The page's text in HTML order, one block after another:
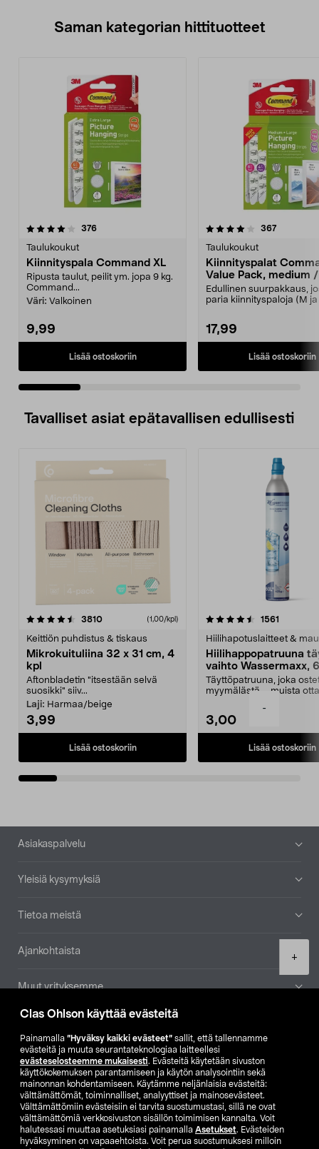
Clas Ohlson käyttää evästeitä
Painamalla ”Hyväksy kaikki evästeet” sallit, että tallennamme
evästeitä ja muuta seurantateknologiaa laitteellesi
evästeselosteemme mukaisesti. Evästeitä käytetään sivuston
käyttökokemuksen parantamiseen ja käytön analysointiin sekä
mainonnan kohdentamiseen. Käytämme neljänlaisia evästeitä:
välttämättömät, toiminnalliset, analyyttiset ja mainosevästeet.
Välttämättömiin evästeisiin ei tarvita suostumustasi, sillä ne ovat
välttämättömiä verkkosivuston sisällön toimimisen kannalta. Voit
halutessasi muuttaa asetuksiasi painamalla Asetukset. Evästeiden
hyväksyminen on vapaaehtoista. Voit perua suostumuksesi milloin
-
+
Saman kategorian hittituotteet
376arvostelut
Taulukoukut
Kiinnityspala Command XL
Ripusta taulut, peilit ym. jopa 9 kg.
Command...
Väri: Valkoinen
9,99
Lisää ostoskoriin
4.0 viidestä
367arvostelut
Taulukoukut
Kiinnityspalat
Value Pack, medium
Edullinen suurpakkaus,
paria kiinnityspaloja (M ja
17,99
Lisää ostoskoriin
4.0 viidestä
Tavalliset asiat epätavallisen edullisesti
3810arvostelut (1,00/kpl)
Keittiön puhdistus & tiskaus
Mikrokuituliina 32 x 31 cm, 4
kpl
Aftonbladetin "itsestään selvä
suosikki" siiv...
Laji: Harmaa/beige
3,99
Lisää ostoskoriin
4.5viidestä
1561
Hiilihapotuslaitteet &
Hiilihappopatruuna
vaihto Wassermaxx,
Täyttöpatruuna, joka
myymälästä – muista
3,00
Lisää ostoskoriin
4.5viidestä
Alatunniste
Asiakaspalvelu
Yleisiä kysymyksiä
Tietoa meistä
Ajankohtaista
Muut yrityksemme
Etsi myymälä
SE NO FI
FI SV